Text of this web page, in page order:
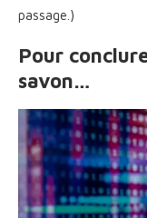
passage.)
Pour
savon…